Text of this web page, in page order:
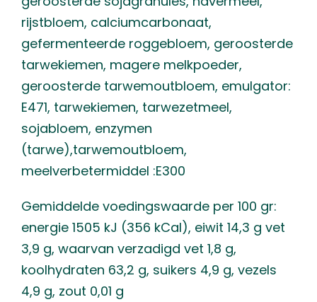
rijstbloem, calciumcarbonaat,
gefermenteerde roggebloem, geroosterde
tarwekiemen, magere melkpoeder,
geroosterde tarwemoutbloem, emulgator:
E471, tarwekiemen, tarwezetmeel,
sojabloem, enzymen
(tarwe),tarwemoutbloem,
meelverbetermiddel :E300
Gemiddelde voedingswaarde per 100 gr:
energie 1505 kJ (356 kCal), eiwit 14,3 g vet
3,9 g, waarvan verzadigd vet 1,8 g,
koolhydraten 63,2 g, suikers 4,9 g, vezels
4,9 g, zout 0,01 g